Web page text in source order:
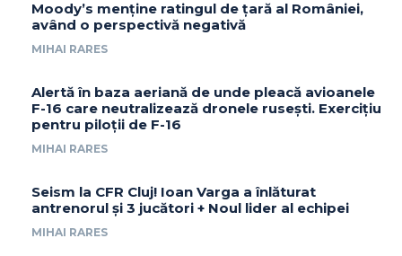
Moody’s menține ratingul de țară al României,
având o perspectivă negativă
MIHAI RARES
Alertă în baza aeriană de unde pleacă avioanele
F-16 care neutralizează dronele rusești. Exercițiu
pentru piloții de F-16
MIHAI RARES
Seism la CFR Cluj! Ioan Varga a înlăturat
antrenorul și 3 jucători + Noul lider al echipei
MIHAI RARES